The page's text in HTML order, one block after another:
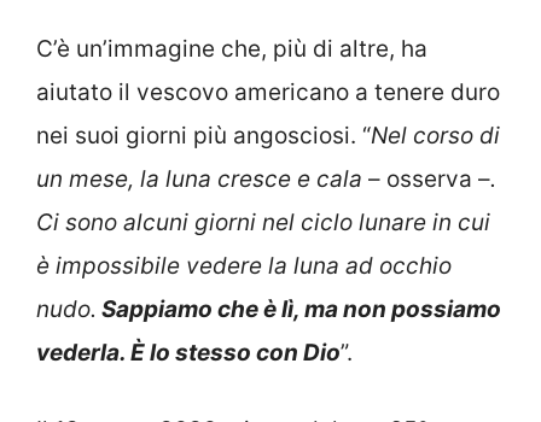
C’è un’immagine che, più di altre, ha
aiutato il vescovo americano a tenere duro
nei suoi giorni più angosciosi. “Nel corso di
un mese, la luna cresce e cala – osserva –.
Ci sono alcuni giorni nel ciclo lunare in cui
è impossibile vedere la luna ad occhio
nudo. Sappiamo che è lì, ma non possiamo
vederla. È lo stesso con Dio”.